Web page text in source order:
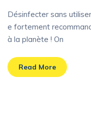
Désinfecter sans
e fortement
à la planète ! On
Read More